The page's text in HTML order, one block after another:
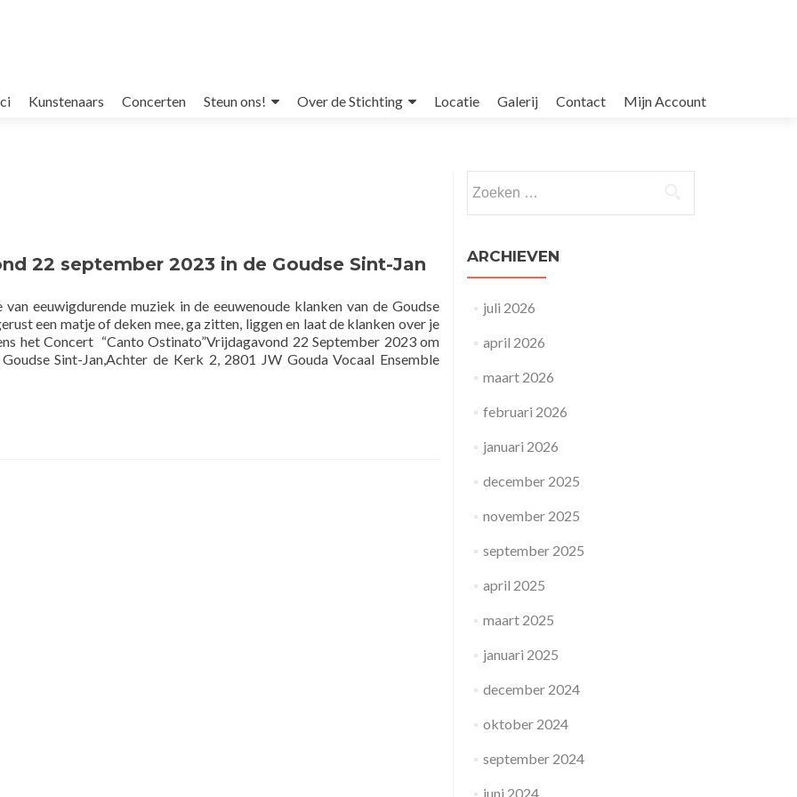
Kunstenaars Concerten Steun ons! Over de Stichting Locatie Galerij Contact Mijn Account
22 september 2023 in de Goudse Sint-Jan
van eeuwigdurende muziek in de eeuwenoude klanken van de Goudse
een matje of deken mee, ga zitten, liggen en laat de klanken over je
het Concert “Canto Ostinato”Vrijdagavond 22 September 2023 om
Sint-Jan,Achter de Kerk 2, 2801 JW Gouda Vocaal Ensemble
naar:
ARCHIEVEN
juli 2026
april 2026
maart 2026
februari 2026
januari 2026
december 2025
november 2025
september 2025
april 2025
maart 2025
januari 2025
december 2024
oktober 2024
september 2024
juni 2024